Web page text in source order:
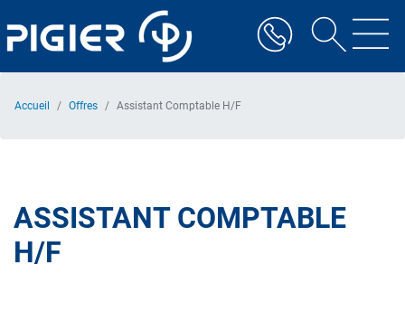
au
contenu
Accueil Offres Assistant Comptable H/F
ASSISTANT COMPTABLE
H/F